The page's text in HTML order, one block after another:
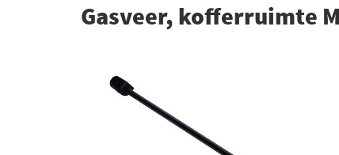
Gasveer, kofferruimte